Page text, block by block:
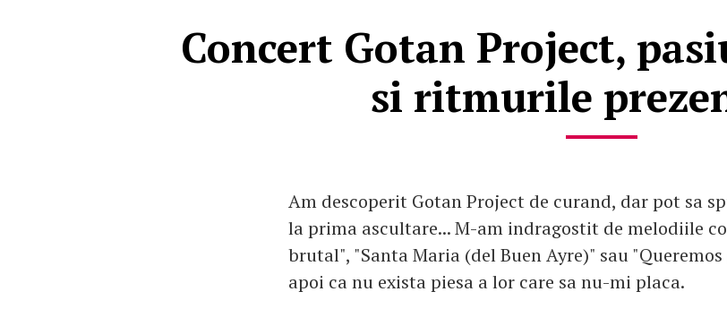
Concert Gotan Project,
si ritmurile
Am descoperit Gotan Project de curand, dar pot sa
la prima ascultare... M-am indragostit de melodiile
brutal", "Santa Maria (del Buen Ayre)" sau "Queremos
apoi ca nu exista piesa a lor care sa nu-mi placa.